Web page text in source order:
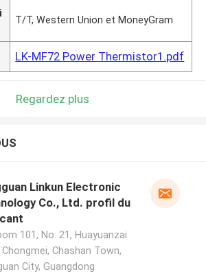
T/T, Western Union et MoneyGram
LK-MF72 Power Thermistor1.pdf
Regardez plus
Linkun Electronic
Co., Ltd. profil du
101, No. 21, Huayuanzai
Chongmei, Chashan Town,
City, Guangdong